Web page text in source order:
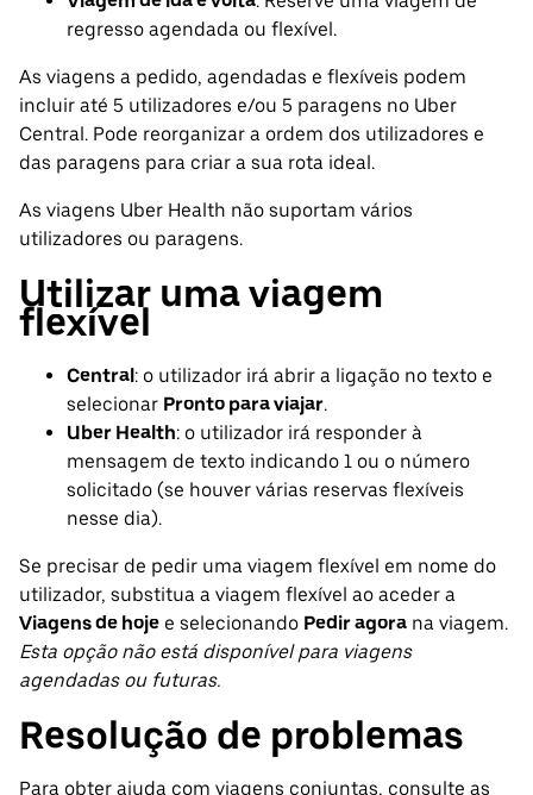
regresso agendada ou flexível.
As viagens a pedido, agendadas e flexíveis podem
incluir até 5 utilizadores e/ou 5 paragens no Uber
Central. Pode reorganizar a ordem dos utilizadores e
das paragens para criar a sua rota ideal.
As viagens Uber Health não suportam vários
utilizadores ou paragens.
Utilizar uma viagem
flexível
Central: o utilizador irá abrir a ligação no texto e
selecionar Pronto para viajar.
Uber Health: o utilizador irá responder à
mensagem de texto indicando 1 ou o número
solicitado (se houver várias reservas flexíveis
nesse dia).
Se precisar de pedir uma viagem flexível em nome do
utilizador, substitua a viagem flexível ao aceder a
Viagens de hoje e selecionando Pedir agora na viagem.
Esta opção não está disponível para viagens
agendadas ou futuras.
Resolução de problemas
Para obter ajuda com viagens conjuntas, consulte as